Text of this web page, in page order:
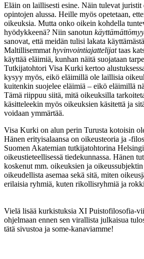
Eläin on laillisesti esine. Näin tulevat juristit
opintojen alussa. Heille myös opetetaan,
oikeuksia. Mutta onko oikein kohdella
hyödykkeenä? Niin sanotun
sanovat, että meidän tulisi lakata
Maltillisemmat hyvinvointiajattelijattaas
käyttää eläimiä, kunhan näitä suojataan
Tutkijatohtori Visa Kurki kertoo
kysyy myös, eikö eläimillä ole laillisia
kuitenkin suojelee eläimiä – eikö eläimillä
Tämä riippuu siitä, mitä oikeuksilla
käsitteleekin myös oikeuksien käsitettä ja
voidaan ymmärtää.
Visa Kurki on alun perin Turusta kotoisin
Hänen erityisalaansa on oikeusteoria ja -
Suomen Akatemian tutkijatohtorina
oikeustieteellisessä tiedekunnassa. Hänen
koskenut mm. oikeuksien ja
oikeudellista asemaa sekä sitä, miten
erilaisia ryhmiä, kuten rikollisryhmiä ja
Vielä lisää kurkistuksia XI Puistofilosofia-
ohjelmaan ennen sen virallista julkaisua
tätä sivustoa ja some-kanaviamme!